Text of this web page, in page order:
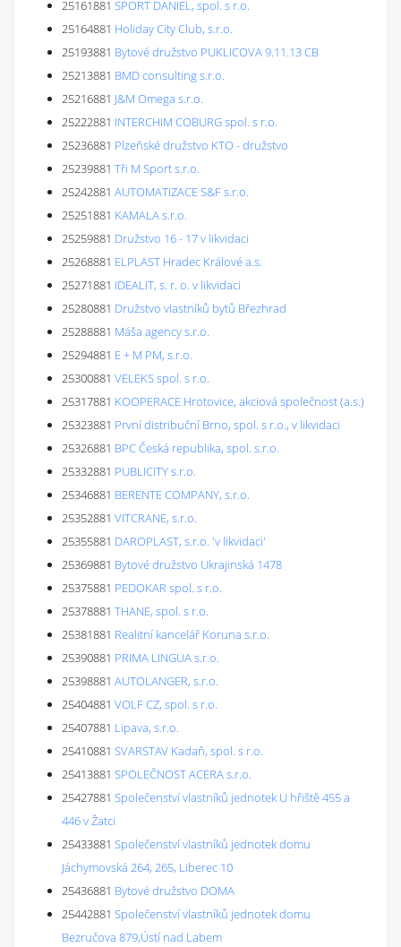
25161881 SPORT DANIEL, spol. s r.o.
25164881 Holiday City Club, s.r.o.
25193881 Bytové družstvo PUKLICOVA 9.11.13 CB
25213881 BMD consulting s.r.o.
25216881 J&M Omega s.r.o.
25222881 INTERCHIM COBURG spol. s r.o.
25236881 Plzeňské družstvo KTO - družstvo
25239881 Tři M Sport s.r.o.
25242881 AUTOMATIZACE S&F s.r.o.
25251881 KAMALA s.r.o.
25259881 Družstvo 16 - 17 v likvidaci
25268881 ELPLAST Hradec Králové a.s.
25271881 IDEALIT, s. r. o. v likvidaci
25280881 Družstvo vlastníků bytů Březhrad
25288881 Máša agency s.r.o.
25294881 E + M PM, s.r.o.
25300881 VELEKS spol. s r.o.
25317881 KOOPERACE Hrotovice, akciová společnost (a.s.)
25323881 První distribuční Brno, spol. s r.o., v likvidaci
25326881 BPC Česká republika, spol. s.r.o.
25332881 PUBLICITY s.r.o.
25346881 BERENTE COMPANY, s.r.o.
25352881 VITCRANE, s.r.o.
25355881 DAROPLAST, s.r.o. 'v likvidaci'
25369881 Bytové družstvo Ukrajinská 1478
25375881 PEDOKAR spol. s r.o.
25378881 THANE, spol. s r.o.
25381881 Realitní kancelář Koruna s.r.o.
25390881 PRIMA LINGUA s.r.o.
25398881 AUTOLANGER, s.r.o.
25404881 VOLF CZ, spol. s r.o.
25407881 Lipava, s.r.o.
25410881 SVARSTAV Kadaň, spol. s r.o.
25413881 SPOLEČNOST ACERA s.r.o.
25427881 Společenství vlastníků jednotek U hřiště 455 a
446 v Žatci
25433881 Společenství vlastníků jednotek domu
Jáchymovská 264, 265, Liberec 10
25436881 Bytové družstvo DOMA
25442881 Společenství vlastníků jednotek domu
Bezručova 879,Ústí nad Labem